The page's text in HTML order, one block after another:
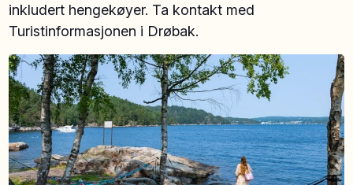
inkludert hengekøyer. Ta kontakt med
Turistinformasjonen i Drøbak.